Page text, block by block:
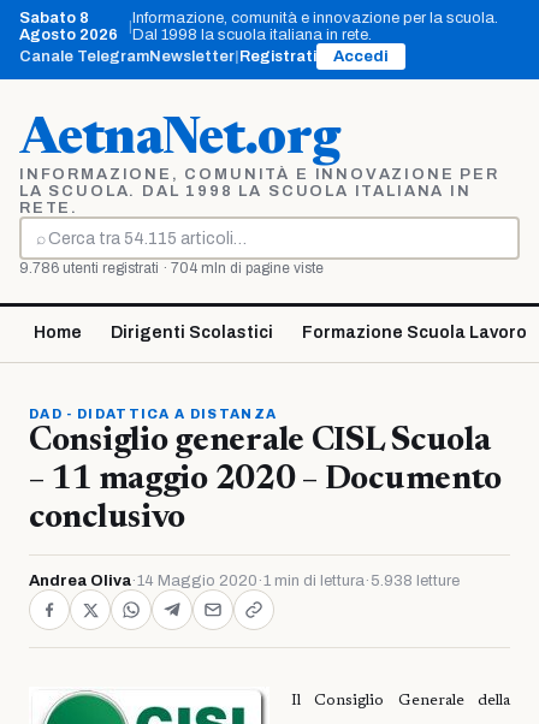
Vai
contenuto
Sabato 8
Agosto 2026
Informazione, comunità e innovazione per la scuola.
Dal 1998 la scuola italiana in rete.
Canale TelegramNewsletter Registrati Accedi
AetnaNet.org
INFORMAZIONE, COMUNITÀ E INNOVAZIONE PER
LA SCUOLA. DAL 1998 LA SCUOLA ITALIANA IN
RETE.
⌕
Cerca
9.786 utenti registrati · 704 mln di pagine viste
Home Dirigenti Scolastici Formazione Scuola Lavoro
DAD - DIDATTICA A DISTANZA
Consiglio generale CISL Scuola
– 11 maggio 2020 – Documento
conclusivo
Andrea Oliva·14 Maggio 2020 ·1 min di lettura· 5.938 letture
Il Consiglio Generale della